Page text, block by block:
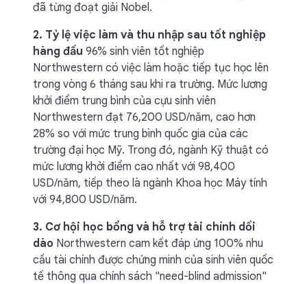
đã từng đoạt giải Nobel.
2. Tỷ lệ việc làm và thu nhập sau tốt nghiệp
hàng đầu 96% sinh viên tốt nghiệp
Northwestern có việc làm hoặc tiếp tục học lên
trong vòng 6 tháng sau khi ra trường. Mức lương
khởi điểm trung bình của cựu sinh viên
Northwestern đạt 76,200 USD/năm, cao hơn
28% so với mức trung bình quốc gia của các
trường đại học Mỹ. Trong đó, ngành Kỹ thuật có
mức lương khởi điểm cao nhất với 98,400
USD/năm, tiếp theo là ngành Khoa học Máy tính
với 94,800 USD/năm.
3. Cơ hội học bổng và hỗ trợ tài chính dồi
dào Northwestern cam kết đáp ứng 100% nhu
cầu tài chính được chứng minh của sinh viên quốc
tế thông qua chính sách "need-blind admission"